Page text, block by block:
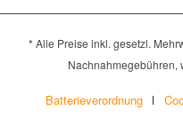
* Alle Preise inkl. gesetzl.
Nachnahmegebühren,
Batterieverordnung